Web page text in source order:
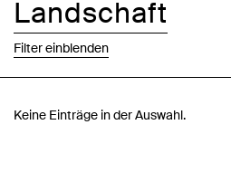
Landschaft
Filter einblenden
Keine Einträge in der Auswahl.